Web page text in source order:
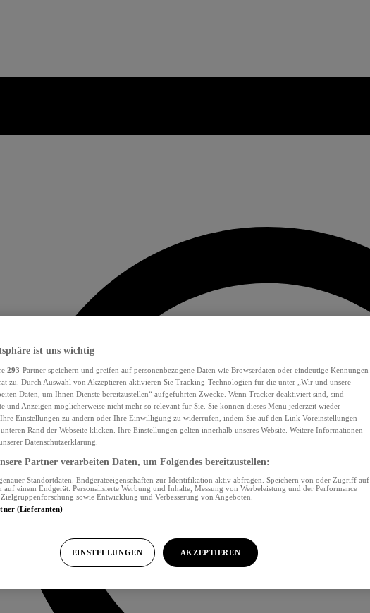
ist uns wichtig
293-Partner speichern und greifen auf personenbezogene Daten wie Browserdaten oder eindeutige Kennungen
zu. Durch Auswahl von Akzeptieren aktivieren Sie Tracking-Technologien für die unter „Wir und unsere
Daten, um Ihnen Dienste bereitzustellen“ aufgeführten Zwecke. Wenn Tracker deaktiviert sind, sind
und Anzeigen möglicherweise nicht mehr so relevant für Sie. Sie können dieses Menü jederzeit wieder
Einstellungen zu ändern oder Ihre Einwilligung zu widerrufen, indem Sie auf den Link Voreinstellungen
Rand der Webseite klicken. Ihre Einstellungen gelten innerhalb unseres Website. Weitere Informationen
Datenschutzerklärung.
Partner verarbeiten Daten, um Folgendes bereitzustellen:
Standortdaten. Endgeräteeigenschaften zur Identifikation aktiv abfragen. Speichern von oder Zugriff auf
einem Endgerät. Personalisierte Werbung und Inhalte, Messung von Werbeleistung und der Performance
sowie Entwicklung und Verbesserung von Angeboten.
(Lieferanten)
EINSTELLUNGEN AKZEPTIEREN